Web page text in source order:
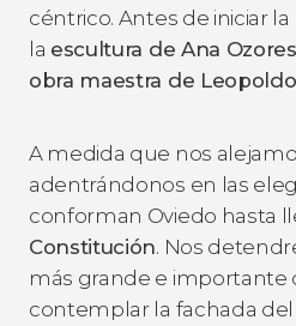
céntrico. Antes de iniciar
la escultura de Ana Ozores
obra maestra de
A medida que nos
adentrándonos en las
conforman Oviedo hasta
Constitución. Nos
más grande e importante
contemplar la fachada del